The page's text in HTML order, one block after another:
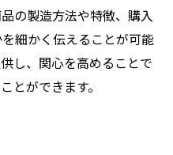
の製造方法や特徴、購入
細かく伝えることが可能
し、関心を高めることで
とができます。